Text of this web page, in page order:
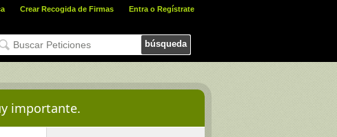
Crear Recogida de Firmas Entra o Regístrate
búsqueda
importante.